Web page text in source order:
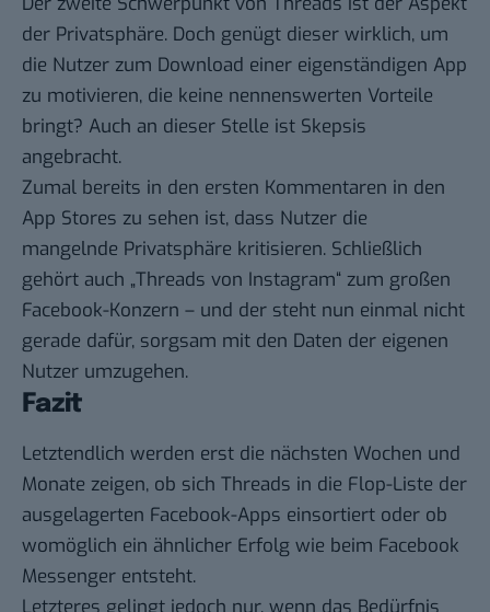
der Privatsphäre. Doch genügt dieser wirklich, um
die Nutzer zum Download einer eigenständigen App
zu motivieren, die keine nennenswerten Vorteile
bringt? Auch an dieser Stelle ist Skepsis
angebracht.
Zumal bereits in den ersten Kommentaren in den
App Stores zu sehen ist, dass Nutzer die
mangelnde Privatsphäre kritisieren. Schließlich
gehört auch „Threads von Instagram“ zum großen
Facebook-Konzern – und der steht nun einmal nicht
gerade dafür, sorgsam mit den Daten der eigenen
Nutzer umzugehen.
Fazit
Letztendlich werden erst die nächsten Wochen und
Monate zeigen, ob sich Threads in die Flop-Liste der
ausgelagerten Facebook-Apps einsortiert oder ob
womöglich ein ähnlicher Erfolg wie beim Facebook
Messenger entsteht.